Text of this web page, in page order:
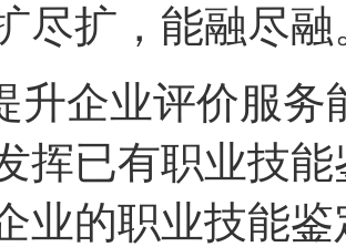
尽扩，能融尽融
升企业评价服
挥已有职业技
业的职业技能